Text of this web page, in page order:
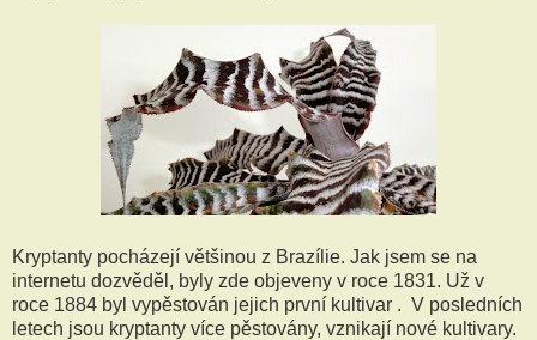
Kryptanty pocházejí většinou z Brazílie. Jak jsem se na
internetu dozvěděl, byly zde objeveny v roce 1831. Už v
roce 1884 byl vypěstován jejich první kultivar . V posledních
letech jsou kryptanty více pěstovány, vznikají nové kultivary.